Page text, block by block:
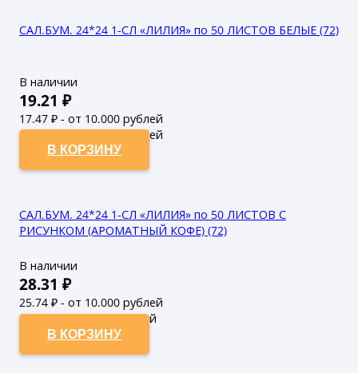
САЛ.БУМ. 24*24 1-СЛ «ЛИЛИЯ» по 50 ЛИСТОВ БЕЛЫЕ (72)
В наличии
19.21 ₽
17.47 ₽ - от 10.000 рублей
15.88₽ - от 50.000 рублей
В КОРЗИНУ
САЛ.БУМ. 24*24 1-СЛ «ЛИЛИЯ» по 50 ЛИСТОВ С
РИСУНКОМ (АРОМАТНЫЙ КОФЕ) (72)
В наличии
28.31 ₽
25.74 ₽ - от 10.000 рублей
23.4₽ - от 50.000 рублей
В КОРЗИНУ